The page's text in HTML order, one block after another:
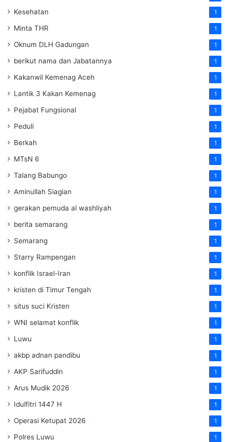
Kesehatan 1
Minta THR 1
Oknum DLH Gadungan 1
berikut nama dan Jabatannya 1
Kakanwil Kemenag Aceh 1
Lantik 3 Kakan Kemenag 1
Pejabat Fungsional 1
Peduli 1
Berkah 1
MTsN 6 1
Talang Babungo 1
Aminullah Siagian 1
gerakan pemuda al washliyah 1
berita semarang 1
Semarang 1
Starry Rampengan 1
konflik Israel-Iran 1
kristen di Timur Tengah 1
situs suci Kristen 1
WNI selamat konflik 1
Luwu 1
akbp adnan pandibu 1
AKP Sarifuddin 1
Arus Mudik 2026 1
Idulfitri 1447 H 1
Operasi Ketupat 2026 1
Polres Luwu 1